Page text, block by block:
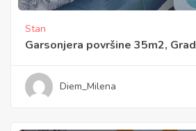
Stan
Garsonjera površine 35m2,
Diem_Milena